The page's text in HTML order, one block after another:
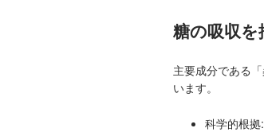
糖の吸収
主要成分である
います。
科学的根